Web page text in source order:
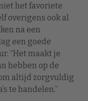
het favoriete
overigens ook al
na een
een goede
“Het maakt je
hebben op de
altijd zorgvuldig
te handelen.”